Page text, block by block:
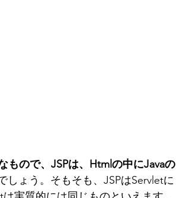
もので、JSPは、Htmlの中にJavaの
しょう。そもそも、JSPはServletに